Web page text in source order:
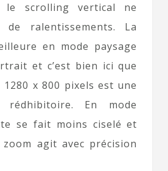
scrolling vertical ne
de ralentissements. La
en mode paysage
et c’est bien ici que
x 800 pixels est une
En mode
se fait moins ciselé et
agit avec précision